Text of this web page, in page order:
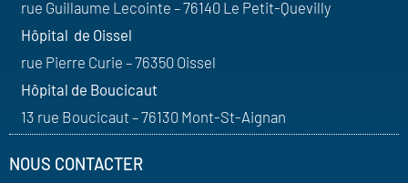
rue Guillaume Lecointe – 76140 Le Petit-Quevilly
Hôpital de Oissel
rue Pierre Curie – 76350 Oissel
Hôpital de Boucicaut
13 rue Boucicaut – 76130 Mont-St-Aignan
NOUS CONTACTER